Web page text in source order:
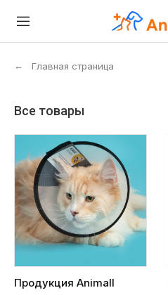
← Главная страница
Все товары
Продукция Animall